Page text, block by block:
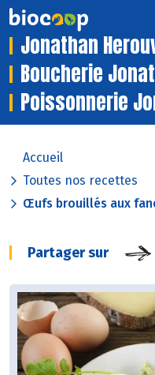
Jonathan
Boucherie
Poissonnerie
Accueil
Toutes nos recettes
Œufs brouillés aux
Partager sur